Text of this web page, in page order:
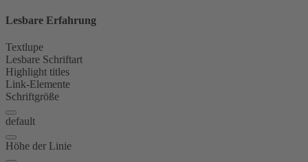
Lesbare Erfahrung
Textlupe
Lesbare Schriftart
Highlight titles
Link-Elemente
Schriftgröße
default
Höhe der Linie